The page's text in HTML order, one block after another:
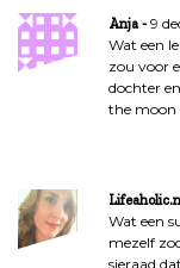
Anja
9
Wat een
zou voor
dochter
the moon
Wat een
mezelf
sieraad